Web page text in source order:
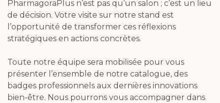
PharmagoraPlus n’est pas qu’un salon ; c’est un lieu
de décision. Votre visite sur notre stand est
l’opportunité de transformer ces réflexions
stratégiques en actions concrètes.
Toute notre équipe sera mobilisée pour vous
présenter l’ensemble de notre catalogue, des
badges professionnels aux dernières innovations
bien-être. Nous pourrons vous accompagner dans